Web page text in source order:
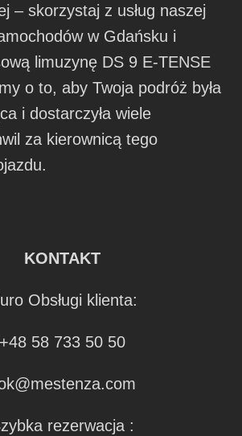
– skorzystaj z usług naszej
w Gdańsku i
limuzynę DS 9 E-TENSE
o to, aby Twoja podróż była
i dostarczyła wiele
za kierownicą tego
KONTAKT
Obsługi klienta:
+48 58 733 50 50
rezerwacja :